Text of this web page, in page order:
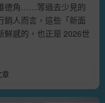
德角……等過去少見的
銷人而言，這些「新面
鮮感的，也正是 2026世
章